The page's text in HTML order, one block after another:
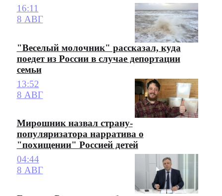
16:11
8 АВГ
"Веселый молочник" рассказал, куда
поедет из России в случае депортации
семьи
13:52
8 АВГ
Мирошник назвал страну-
популяризатора нарратива о
"похищении" Россией детей
04:44
8 АВГ